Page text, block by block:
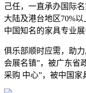
己任，一直承办国际
大陆及港台地区70%
中国知名的家具专业展
俱乐部顺时应需，助
会展名镇”，被广东省
采购 中心”，被中国家